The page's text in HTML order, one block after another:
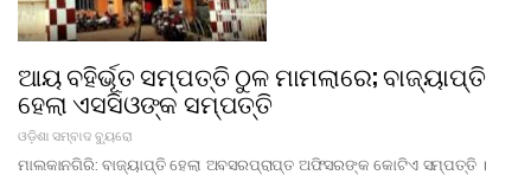
ଆୟ ବହିର୍ଭୂତ ସମ୍ପତ୍ତି ଠୁଳ ମାମଲାରେ; ବାଜ୍ୟାପ୍ତି
ହେଲା ଏସସିଓଙ୍କ ସମ୍ପତ୍ତି
ଓଡ଼ିଶା ସମ୍ବାଦ ବ୍ୟୁରୋ
ମାଲକାନଗିରି: ବାଜ୍ୟାପ୍ତି ହେଲା ଅବସରପ୍ରାପ୍ତ ଅଫିସରଙ୍କ କୋଟିଏ ସମ୍ପତ୍ତି ।